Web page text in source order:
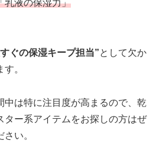
乳液の保湿力」
ぐの保湿キープ担当”として欠か
す。
中は特に注目度が高まるので、乾
ター系アイテムをお探しの方はぜ
い。